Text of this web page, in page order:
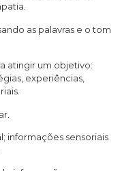
as palavras e o tom
atingir um objetivo:
experiências,
informações sensoriais